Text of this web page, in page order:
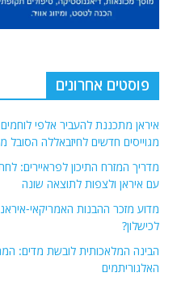
פוסטים אחרונים
איראן מתכננת להעביר אלפי
מגוייסים חדשים לחיזבאללה הסובל
מדריך המזרח התיכון לפראיירים:
עם איראן ולצפות לתוצאה שונה
מדוע מזכר ההבנות האמריקאי-
לכישלון?
הבינה המלאכותית לובשת מדים:
האלגוריתמים